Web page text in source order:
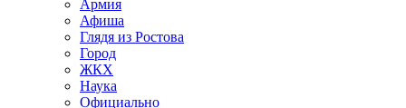
Армия
Афиша
Глядя из Ростова
Город
ЖКХ
Наука
Официально